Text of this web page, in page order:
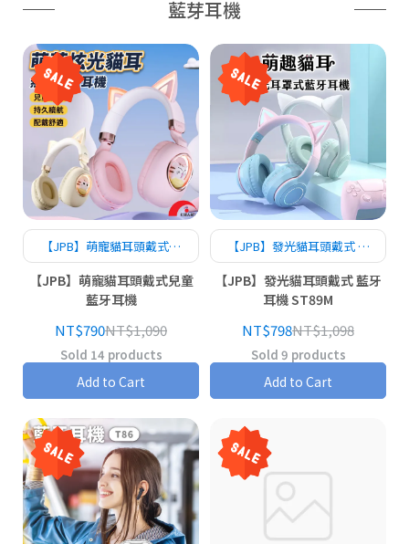
藍芽耳機
【JPB】萌寵貓耳頭戴式兒
童藍牙耳機
【JPB】萌寵貓耳頭戴式兒童
藍牙耳機
NT$790NT$1,090
Sold 14 products
Add to Cart
【JPB】發光貓耳頭戴式 藍
牙耳機 ST89M
【JPB】發光貓耳頭戴式 藍牙
耳機 ST89M
NT$798NT$1,098
Sold 9 products
Add to Cart